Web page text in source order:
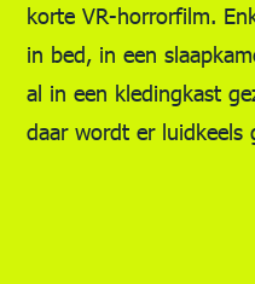
korte VR-horrorfilm.
in bed, in een
al in een kledingkast
daar wordt er luidkeels